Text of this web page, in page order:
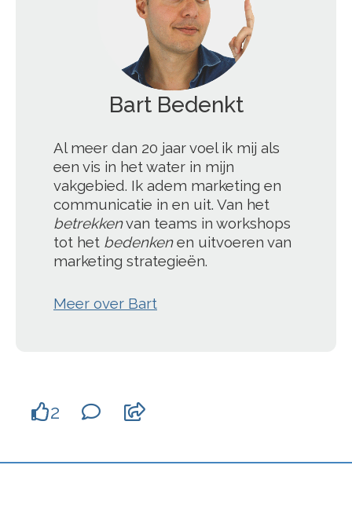
';
Bart Bedenkt
Al meer dan 20 jaar voel ik mij als
een vis in het water in mijn
vakgebied. Ik adem marketing en
communicatie in en uit. Van het
betrekkenvan teams in workshops
tot het bedenkenen uitvoeren van
marketing strategieën.
Meer over Bart
2